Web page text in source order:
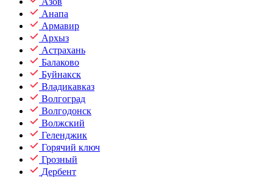
Анапа
Армавир
Архыз
Астрахань
Балаково
Буйнакск
Владикавказ
Волгоград
Волгодонск
Волжский
Геленджик
Горячий ключ
Грозный
Дербент